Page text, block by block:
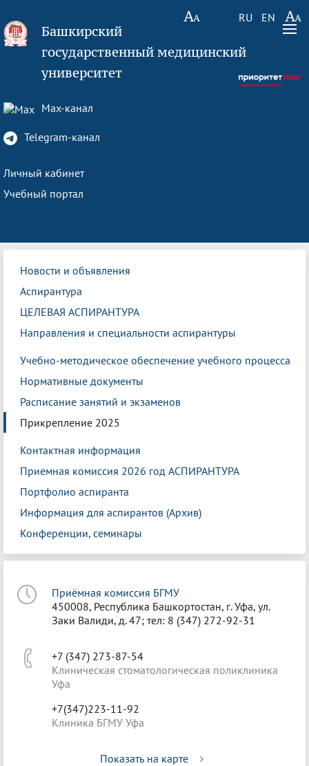
RU EN
Башкирский
государственный медицинский
университет
Max-канал
Telegram-канал
Личный кабинет
Учебный портал
Новости и объявления
Аспирантура
ЦЕЛЕВАЯ АСПИРАНТУРА
Направления и специальности аспирантуры
Учебно-методическое обеспечение учебного процесса
Нормативные документы
Расписание занятий и экзаменов
Прикрепление 2025
Контактная информация
Приемная комиссия 2026 год АСПИРАНТУРА
Портфолио аспиранта
Информация для аспирантов (Архив)
Конференции, семинары
Приёмная комиссия БГМУ
450008, Республика Башкортостан, г. Уфа, ул.
Заки Валиди, д. 47; тел: 8 (347) 272-92-31
+7 (347) 273-87-54
Клиническая стоматологическая поликлиника
Уфа
+7(347)223-11-92
Клиника БГМУ Уфа
Показать на карте